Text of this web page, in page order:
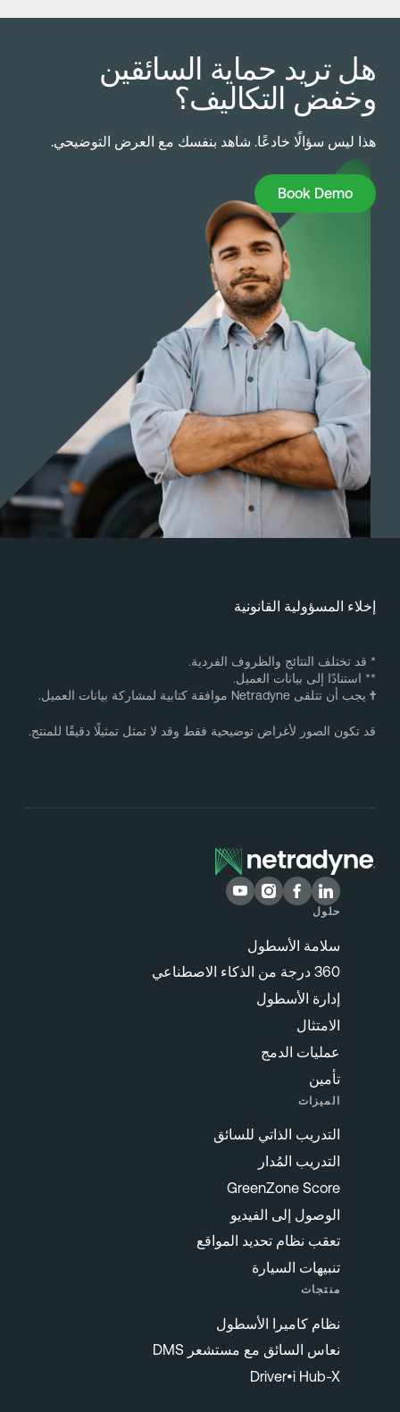
تريد حماية السائقين
التكاليف؟
ليس سؤالًا خادعًا. شاهد بنفسك مع العرض التوضيحي.
Book Demo
Book
المسؤولية القانونية
قد تختلف النتائج والظروف الفردية.
استنادًا إلى بيانات العميل.
يجب أن تتلقى Netradyne موافقة كتابية لمشاركة بيانات العميل.
تكون الصور لأغراض توضيحية فقط وقد لا تمثل تمثيلًا دقيقًا للمنتج.
سلامة الأسطول
إدارة الأسطول
الامتثال
عمليات الدمج
تأمين
الميزات
التدريب الذاتي للسائق
التدريب المُدار
GreenZone Score
الوصول إلى الفيديو
تعقب نظام تحديد المواقع
تنبيهات السيارة
منتجات
نظام كاميرا الأسطول
نعاس السائق مع مستشعر DMS
Driver•i Hub-X